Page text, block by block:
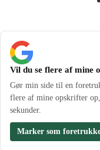
Vil du se flere af mine
Gør min side til en
flere af mine opskrifter
sekunder.
Marker som